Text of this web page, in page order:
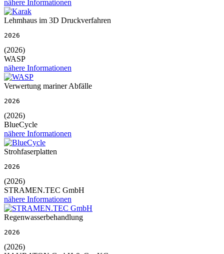
nähere Informationen
Lehmhaus im 3D Druckverfahren
2026
(2026)
WASP
nähere Informationen
Verwertung mariner Abfälle
2026
(2026)
BlueCycle
nähere Informationen
Strohfaserplatten
2026
(2026)
STRAMEN.TEC GmbH
nähere Informationen
Regenwasserbehandlung
2026
(2026)